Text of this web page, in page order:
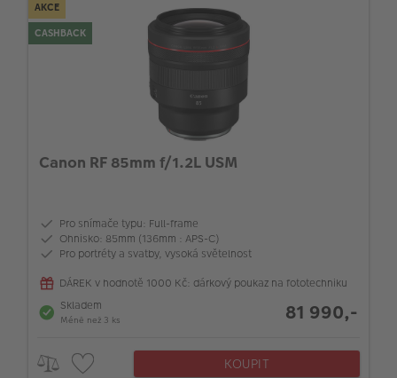
AKCE
CASHBACK
Canon RF 85mm f/1.2L USM
Pro snímače typu: Full-frame
Ohnisko: 85mm (136mm : APS-C)
Pro portréty a svatby, vysoká světelnost
DÁREK v hodnotě 1000 Kč: dárkový poukaz na fototechniku
Skladem
Méně než 3 ks 81 990,-
KOUPIT